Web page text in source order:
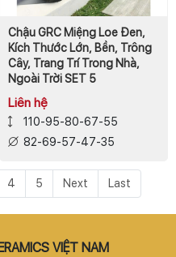
Chậu GRC Miệng Loe Đen,
Kích Thước Lớn, Bền, Trông
Cây, Trang Trí Trong Nhà,
Ngoài Trời SET 5
Liên hệ
110-95-80-67-55
82-69-57-47-35
4 5 Next Last
VIỆT NAM